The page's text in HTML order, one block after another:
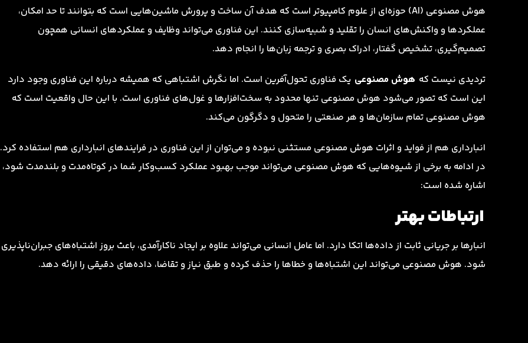
هوش مصنوعی (AI) حوزه‌ای از علوم کامپیوتر است که هدف آن ساخت و پرورش ماشین‌هایی است که بتوانند تا حد امکان،
عملکردها و واکنش‌های انسان را تقلید و شبیه‌سازی کنند. این فناوری می‌تواند وظایف و عملکردهای انسانی همچون
تصمیم‌گیری، تشخیص گفتار، ادراک بصری و ترجمه زبان‌ها را انجام دهد.
تردیدی نیست که هوش مصنوعی یک فناوری تحول‌آفرین است. اما نگرش اشتباهی که همیشه درباره این فناوری وجود دارد
این است که تصور می‌شود هوش مصنوعی تنها محدود به سخت‌افزارها و غول‌های فناوری است. با این حال واقعیت است که
هوش مصنوعی تمام سازمان‌ها و هر صنعتی را متحول و دگرگون می‌کند.
انبارداری هم از فواید و اثرات هوش مصنوعی مستثنی نبوده و می‌توان از این فناوری در فرایندهای انبارداری هم استفاده کرد.
در ادامه به برخی از شیوه‌هایی که هوش مصنوعی می‌تواند موجب بهبود عملکرد کسب‌وکار شما در کوتاه‌مدت و بلندمدت شود،
اشاره شده است:
ارتباطات بهتر
انبارها بر جریانی ثابت از داده‌ها اتکا دارد. اما عامل انسانی می‌تواند علاوه بر ایجاد ناکارآمدی، باعث بروز اشتباه‌های جبران‌ناپذیری
شود. هوش مصنوعی می‌تواند این اشتباه‌ها و خطاها را حذف کرده و طبق نیاز و تقاضا، داده‌های دقیقی را ارائه دهد.